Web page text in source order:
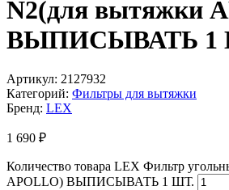
N2(для вытяжки
ВЫПИСЫВАТЬ 1
Артикул: 2127932
Категорий: Фильтры для вытяжки
Бренд: LEX
1 690 ₽
Количество товара LEX Фильтр
APOLLO) ВЫПИСЫВАТЬ 1 ШТ.